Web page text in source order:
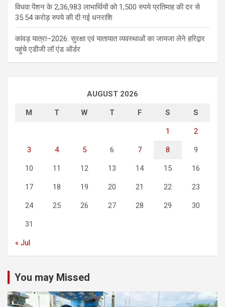
विधवा पेंशन के 2,36,983 लाभार्थियों को 1,500 रुपये प्रतिमाह की दर से
35.54 करोड़ रुपये की दी गई धनराशि
कांवड़ यात्रा–2026: सुरक्षा एवं यातायात व्यवस्थाओं का जायजा लेने हरिद्वार
पहुंचे एडीजी लॉ एंड ऑर्डर
AUGUST 2026
M T W T F S S
1 2
3 4 5 6 7 8 9
10 11 12 13 14 15 16
17 18 19 20 21 22 23
24 25 26 27 28 29 30
31
« Jul
You may Missed